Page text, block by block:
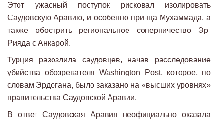
Этот ужасный поступок рисковал изолировать
Саудовскую Аравию, и особенно принца Мухаммада, а
также обострить региональное соперничество Эр-
Рияда с Анкарой.
Турция разозлила саудовцев, начав расследование
убийства обозревателя Washington Post, которое, по
словам Эрдогана, было заказано на «высших уровнях»
правительства Саудовской Аравии.
В ответ Саудовская Аравия неофициально оказала